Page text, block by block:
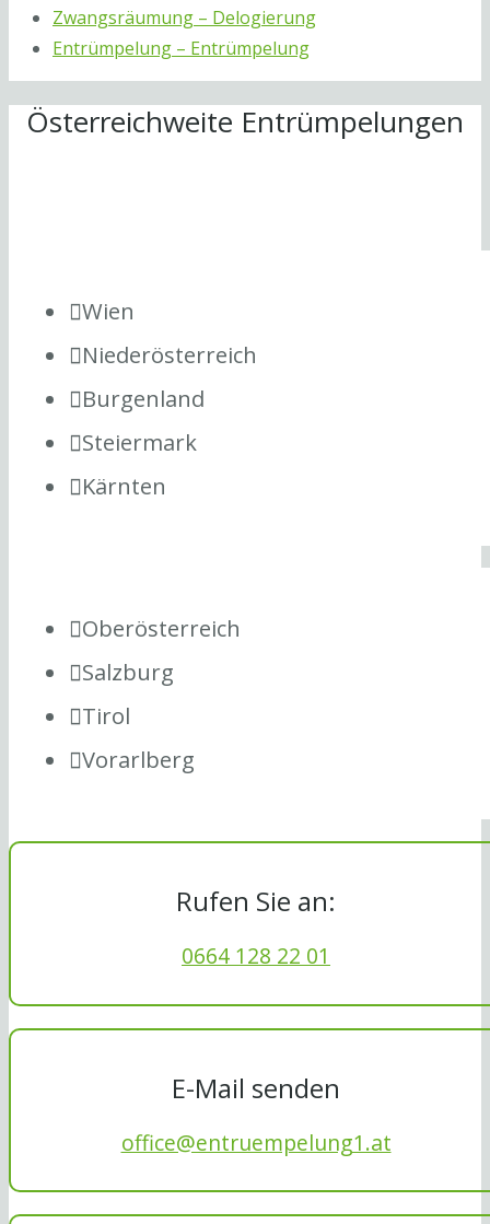
Zwangsräumung – Delogierung
Entrümpelung – Entrümpelung
Österreichweite Entrümpelungen
Wien
Niederösterreich
Burgenland
Steiermark
Kärnten
Oberösterreich
Salzburg
Tirol
Vorarlberg
Rufen Sie an:
0664 128 22 01
E-Mail senden
office@entruempelung1.at